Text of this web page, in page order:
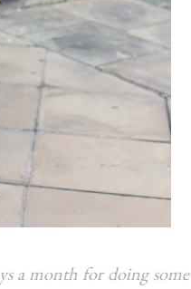
a month for doing some